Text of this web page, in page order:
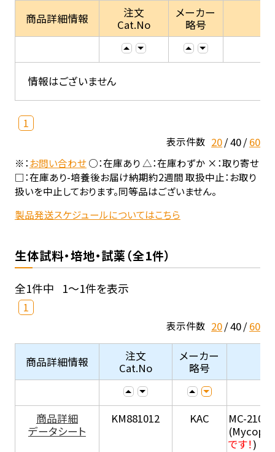
商品詳細情報
注文
Cat.No
メーカー
略号
情報はございません
1
表示件数 20 40 60
※：お問い合わせ○：在庫あり △：在庫わずか ×：取り寄せ
□：在庫あり-培養後お届け納期約2週間 取扱中止：お取り
扱いを中止しております。同等品はございません。
製品発送スケジュールについてはこちら
生体試料・培地・試薬（全1件）
全1件中 1～1件を表示
1
表示件数 20 40 60
商品詳細情報
注文
Cat.No
メーカー
略号
商品詳細
データシート
KM881012 KAC
MC-210 (
です！)